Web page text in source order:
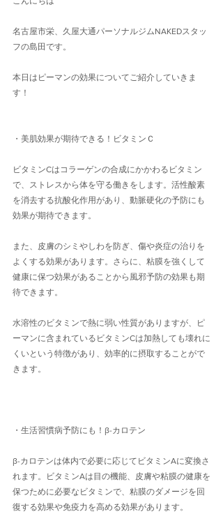
名古屋市栄、久屋大通パーソナルジムNAKEDスタッ
フの島田です。
本日はピーマンの効果についてご紹介していきま
す！
・美肌効果が期待できる！ビタミンＣ
ビタミンCはコラーゲンの合成にかかわるビタミン
で、ストレスから体を守る働きをします。活性酸素
を消去する抗酸化作用があり、動脈硬化の予防にも
効果が期待できます。
また、皮膚のシミやしわを防ぎ、傷や炎症の治りを
よくする効果があります。さらに、粘膜を強くして
健康に保つ効果があることから風邪予防の効果も期
待できます。
水溶性のビタミンで熱に弱い性質がありますが、ピ
ーマンに含まれているビタミンCは加熱しても壊れに
くいという特徴があり、効率的に摂取することがで
きます。
・生活習慣病予防にも！β-カロテン
β-カロテンは体内で必要に応じてビタミンAに変換さ
れます。ビタミンAは目の機能、皮膚や粘膜の健康を
保つために必要なビタミンで、粘膜のダメージを回
復する効果や免疫力を高める効果があります。